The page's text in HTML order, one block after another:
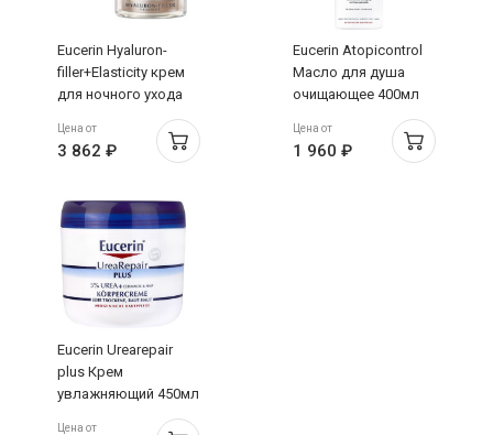
Eucerin Hyaluron-
filler+Elasticity крем
для ночного ухода
Цена от
3 862 ₽
Eucerin Atopicontrol
Масло для душа
очищающее 400мл
Цена от
1 960 ₽
Eucerin Urearepair
plus Крем
увлажняющий 450мл
Цена от